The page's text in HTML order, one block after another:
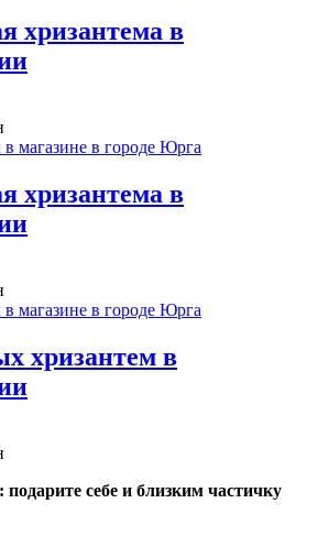
хризантема в
хризантема в
хризантем в
себе и близким частичку